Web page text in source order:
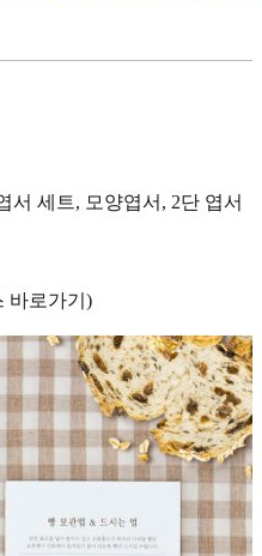
서 세트, 모양엽서, 2단 엽서
바로가기)